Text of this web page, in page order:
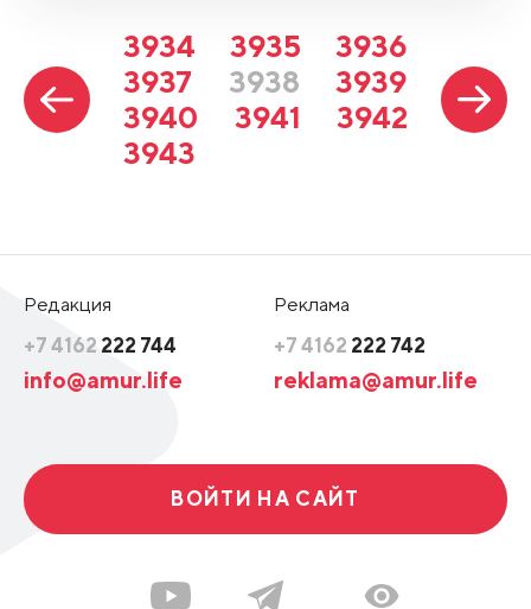
3934 3935
3936
3937
3938
3939
3940
3941
3942
3943
Редакция
+7 4162 222 744
info@amur.life
Реклама
+7 4162 222 742
reklama@amur.life
ВОЙТИ НА САЙТ